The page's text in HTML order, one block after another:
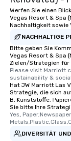
Werfen Sie einen
Vegas Resort & Spa
Nachhaltigkeit sowie
NACHHALTIGE
Bitte geben Sie
Vegas Resort & Spa
Zielen/Strategien für
Please visit
sustainability &
Hat JW Marriott Las
Strategie, die sich
B. Kunststoffe,
Sie bitte Ihre
Yes,
DIVERSITÄT